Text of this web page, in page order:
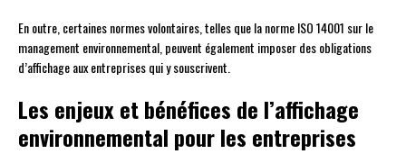
En outre, certaines normes volontaires, telles que la norme ISO 14001 sur le
management environnemental, peuvent également imposer des obligations
d’affichage aux entreprises qui y souscrivent.
Les enjeux et bénéfices de l’affichage
environnemental pour les entreprises